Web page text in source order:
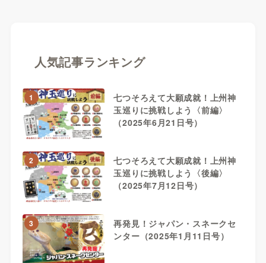
人気記事ランキング
1
七つそろえて大願成就！上州神
玉巡りに挑戦しよう〈前編〉
（2025年6月21日号）
2
七つそろえて大願成就！上州神
玉巡りに挑戦しよう〈後編〉
（2025年7月12日号）
3
再発見！ジャパン・スネークセ
ンター（2025年1月11日号）